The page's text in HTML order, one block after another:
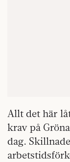
Allt det här
krav på
dag.